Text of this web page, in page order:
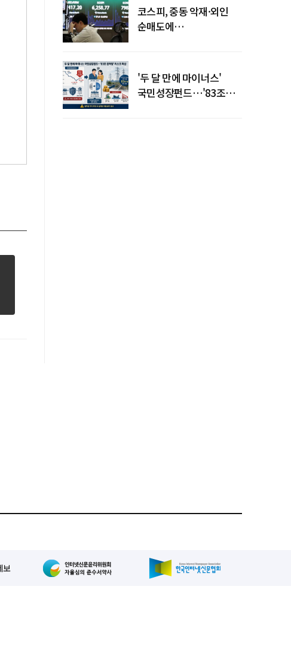
코스피, 중동 악재·외인
순매도에
'두 달 만에 마이너스'
국민성장펀드…'83조
보